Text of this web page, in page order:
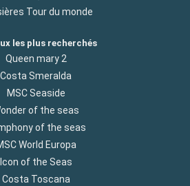
Tour du monde
les plus recherchés
Queen mary 2
Costa Smeralda
MSC Seaside
of the seas
of the seas
World Europa
Icon of the Seas
Costa Toscana